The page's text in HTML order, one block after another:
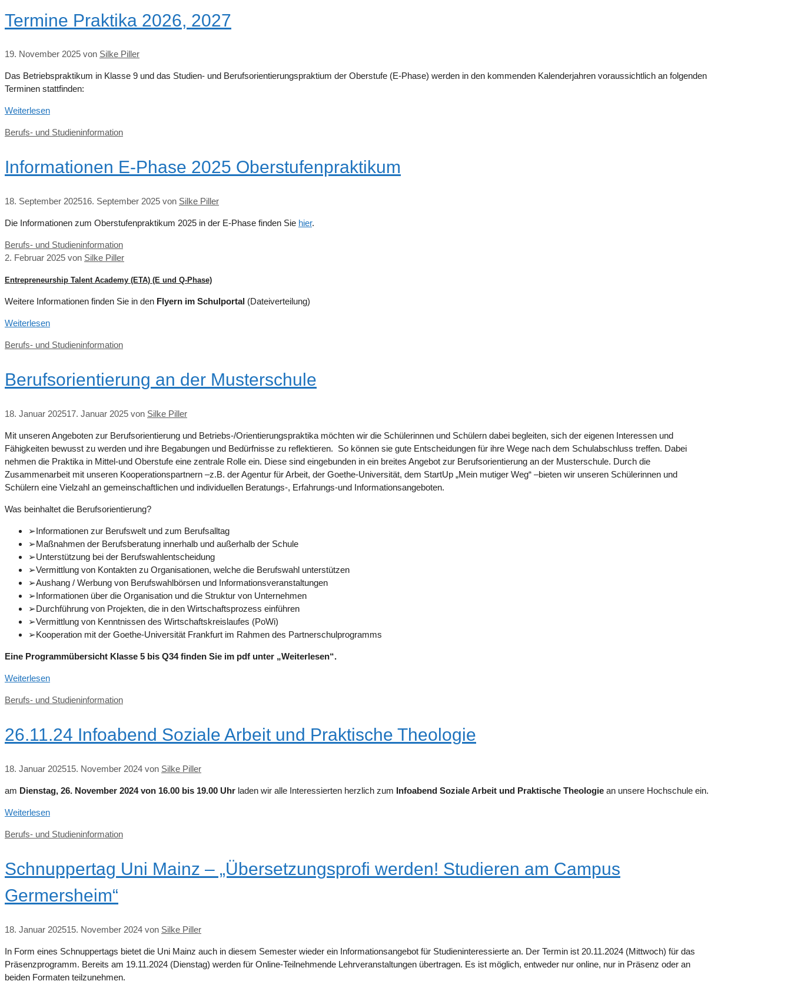
Termine Praktika 2026, 2027
19. November 2025 von Silke Piller
Das Betriebspraktikum in Klasse 9 und das Studien- und Berufsorientierungspraktium der Oberstufe (E-Phase) werden in den kommenden Kalenderjahren voraussichtlich an folgenden
Terminen stattfinden:
Weiterlesen
Kategorien
Berufs- und Studieninformation
Informationen E-Phase 2025 Oberstufenpraktikum
18. September 202516. September 2025 von Silke Piller
Die Informationen zum Oberstufenpraktikum 2025 in der E-Phase finden Sie hier.
Kategorien
Berufs- und Studieninformation
2. Februar 2025 von Silke Piller
Entrepreneurship Talent Academy (ETA) (E und Q-Phase)
Weitere Informationen finden Sie in den Flyern im Schulportal (Dateiverteilung)
Weiterlesen
Kategorien
Berufs- und Studieninformation
Berufsorientierung an der Musterschule
18. Januar 202517. Januar 2025 von Silke Piller
Mit unseren Angeboten zur Berufsorientierung und Betriebs-/Orientierungspraktika möchten wir die Schülerinnen und Schülern dabei begleiten, sich der eigenen Interessen und
Fähigkeiten bewusst zu werden und ihre Begabungen und Bedürfnisse zu reflektieren. So können sie gute Entscheidungen für ihre Wege nach dem Schulabschluss treffen. Dabei
nehmen die Praktika in Mittel-und Oberstufe eine zentrale Rolle ein. Diese sind eingebunden in ein breites Angebot zur Berufsorientierung an der Musterschule. Durch die
Zusammenarbeit mit unseren Kooperationspartnern –z.B. der Agentur für Arbeit, der Goethe-Universität, dem StartUp „Mein mutiger Weg“ –bieten wir unseren Schülerinnen und
Schülern eine Vielzahl an gemeinschaftlichen und individuellen Beratungs-, Erfahrungs-und Informationsangeboten.
Was beinhaltet die Berufsorientierung?
➢Informationen zur Berufswelt und zum Berufsalltag
➢Maßnahmen der Berufsberatung innerhalb und außerhalb der Schule
➢Unterstützung bei der Berufswahlentscheidung
➢Vermittlung von Kontakten zu Organisationen, welche die Berufswahl unterstützen
➢Aushang / Werbung von Berufswahlbörsen und Informationsveranstaltungen
➢Informationen über die Organisation und die Struktur von Unternehmen
➢Durchführung von Projekten, die in den Wirtschaftsprozess einführen
➢Vermittlung von Kenntnissen des Wirtschaftskreislaufes (PoWi)
➢Kooperation mit der Goethe-Universität Frankfurt im Rahmen des Partnerschulprogramms
Eine Programmübersicht Klasse 5 bis Q34 finden Sie im pdf unter „Weiterlesen“.
Weiterlesen
Kategorien
Berufs- und Studieninformation
26.11.24 Infoabend Soziale Arbeit und Praktische Theologie
18. Januar 202515. November 2024 von Silke Piller
am Dienstag, 26. November 2024 von 16.00 bis 19.00 Uhr laden wir alle Interessierten herzlich zum Infoabend Soziale Arbeit und Praktische Theologie an unsere Hochschule ein.
Weiterlesen
Kategorien
Berufs- und Studieninformation
Schnuppertag Uni Mainz – „Übersetzungsprofi werden! Studieren am Campus
Germersheim“
18. Januar 202515. November 2024 von Silke Piller
In Form eines Schnuppertags bietet die Uni Mainz auch in diesem Semester wieder ein Informationsangebot für Studieninteressierte an. Der Termin ist 20.11.2024 (Mittwoch) für das
Präsenzprogramm. Bereits am 19.11.2024 (Dienstag) werden für Online-Teilnehmende Lehrveranstaltungen übertragen. Es ist möglich, entweder nur online, nur in Präsenz oder an
beiden Formaten teilzunehmen.